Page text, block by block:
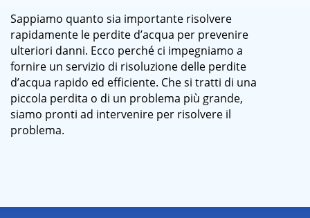
Sappiamo quanto sia importante risolvere
rapidamente le perdite d’acqua per prevenire
ulteriori danni. Ecco perché ci impegniamo a
fornire un servizio di risoluzione delle perdite
d’acqua rapido ed efficiente. Che si tratti di una
piccola perdita o di un problema più grande,
siamo pronti ad intervenire per risolvere il
problema.